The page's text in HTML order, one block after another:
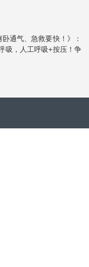
通气、急救要快！》：
吸，人工呼吸+按压！争